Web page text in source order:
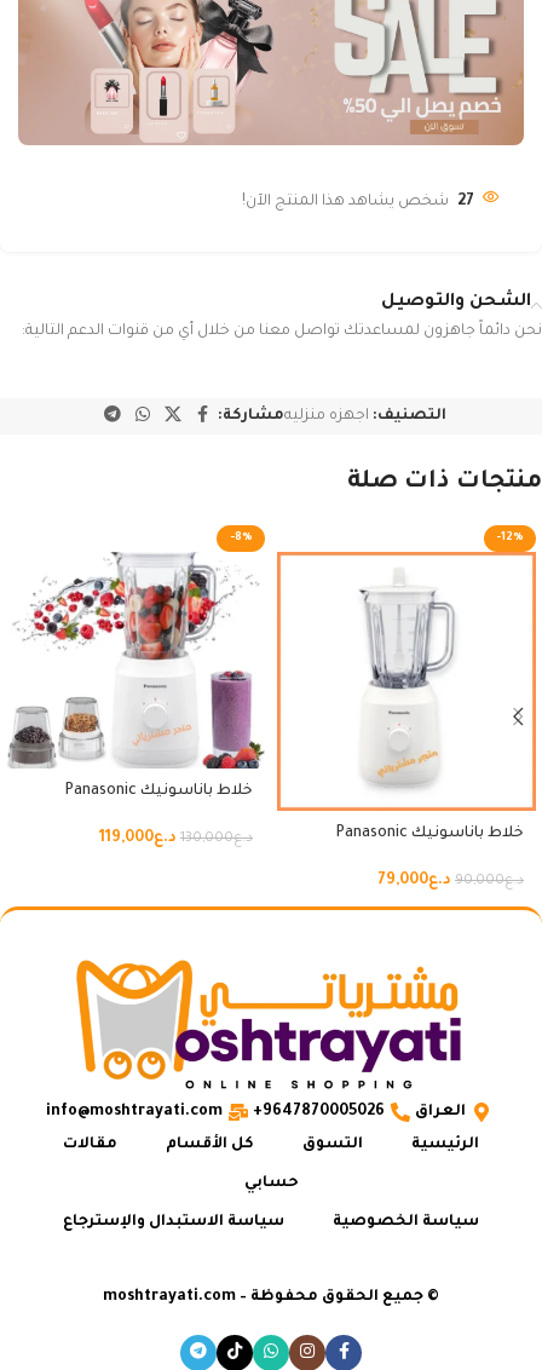
27 شخص يشاهد هذا المنتج الآن!
الشحن والتوصيل
نحن دائماً جاهزون لمساعدتك تواصل معنا من خلال أي من قنوات الدعم التالية:
التصنيف: اجهزه منزليهمشاركة:
منتجات ذات صلة
-12%
خلاط باناسونيك Panasonic
د.ع90,000 د.ع79,000
-8%
خلاط باناسونيك Panasonic
د.ع130,000 د.ع119,000
العراق 9647870005026+
info@moshtrayati.com
الرئيسية
التسوق كل الأقسام مقالات
حسابي
سياسة الخصوصية سياسة الاستبدال والإسترجاع
© جميع الحقوق محفوظة – moshtrayati.com